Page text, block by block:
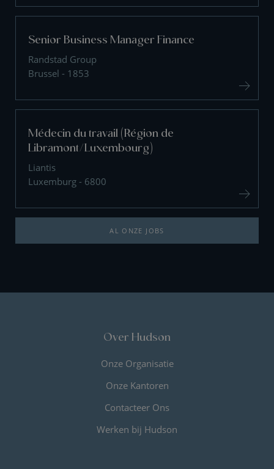
Senior Business Manager Finance
Randstad Group
Brussel - 1853
Médecin du travail (Région de
Libramont/Luxembourg)
Liantis
Luxemburg - 6800
AL ONZE JOBS
Over Hudson
Onze Organisatie
Onze Kantoren
Contacteer Ons
Werken bij Hudson